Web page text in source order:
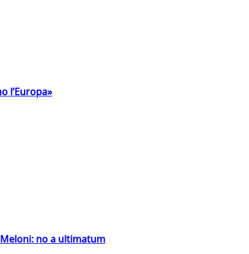
l’Europa»
no a ultimatum